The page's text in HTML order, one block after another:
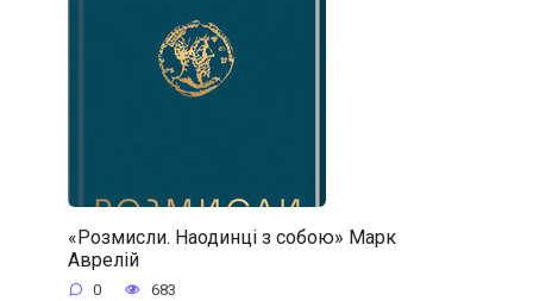
«Розмисли. Наодинці з собою» Марк
Аврелій
0 683